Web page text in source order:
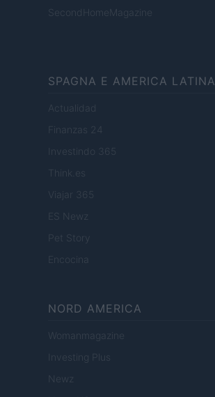
SecondHomeMagazine
SPAGNA E AMERICA LATINA
Actualidad
Finanzas 24
Investindo 365
Think.es
Viajar 365
ES Newz
Pet Story
Encocina
NORD AMERICA
Womanmagazine
Investing Plus
Newz